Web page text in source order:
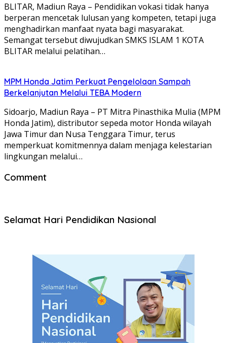
BLITAR, Madiun Raya – Pendidikan vokasi tidak hanya
berperan mencetak lulusan yang kompeten, tetapi juga
menghadirkan manfaat nyata bagi masyarakat.
Semangat tersebut diwujudkan SMKS ISLAM 1 KOTA
BLITAR melalui pelatihan…
MPM Honda Jatim Perkuat Pengelolaan Sampah
Berkelanjutan Melalui TEBA Modern
Sidoarjo, Madiun Raya – PT Mitra Pinasthika Mulia (MPM
Honda Jatim), distributor sepeda motor Honda wilayah
Jawa Timur dan Nusa Tenggara Timur, terus
memperkuat komitmennya dalam menjaga kelestarian
lingkungan melalui…
Comment
Selamat Hari Pendidikan Nasional